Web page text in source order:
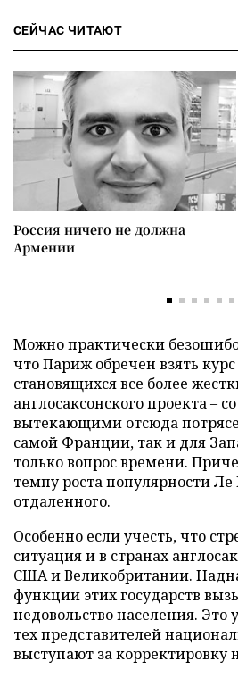
СЕЙЧАС ЧИТАЮТ
Россия ничего не должна
Армении
Можно практически
что Париж обречен взять
становящихся все более
англосаксонского проекта –
вытекающими отсюда
самой Франции, так и для
только вопрос времени.
темпу роста популярности Ле
отдаленного.
Особенно если учесть, что
ситуация и в странах
США и Великобритании.
функции этих государств
недовольство населения. Это
тех представителей
выступают за корректировку